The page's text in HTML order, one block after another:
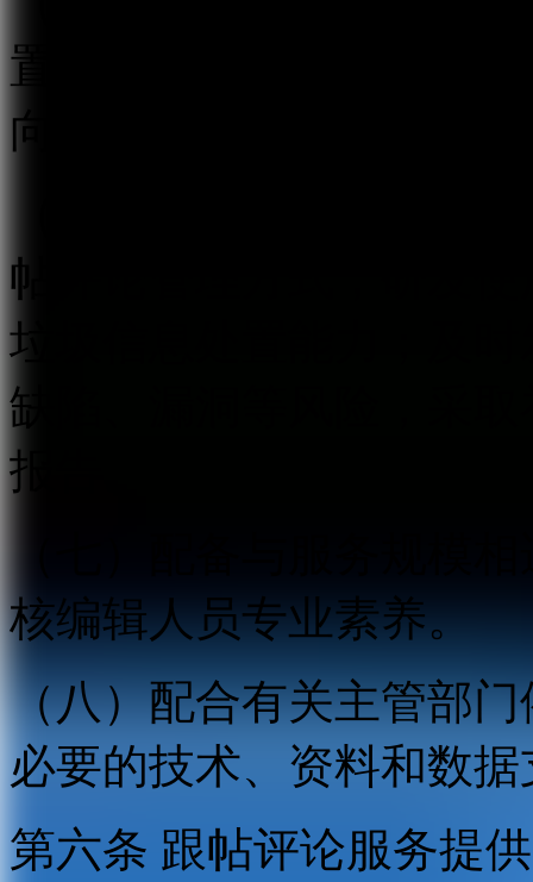
置等信息安全管理制度
向有关主管部门报告。
帖评论管理方式，研发
垃圾信息处置能力；及
缺陷、漏洞等风险，采
报告。
核编辑人员专业素养。
（八）配合有关主管部
必要的技术、资料和数
第六条 跟帖评论服务提